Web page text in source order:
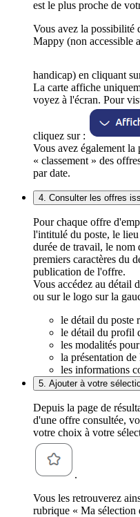
est le plus proche de
Vous avez la possibilité
Mappy (non accessible
handicap) en cliquant
La carte affiche
voyez à l'écran. Pour
cliquez sur :
Vous avez également
« classement » des
par date.
4. Consulter les offres
Pour chaque offre
l'intitulé du poste, le
durée de travail, le nom
premiers caractères du
publication de l'offre.
Vous accédez au détail
ou sur le logo sur la
le détail du poste
le détail du profil
les modalités
la présentation
les informations
5. Ajouter à votre
Depuis la page de
d'une offre consultée,
votre choix à votre
.
Vous les retrouverez
rubrique « Ma sélection